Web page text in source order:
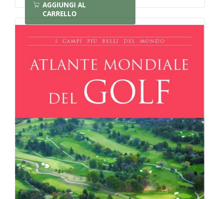
AGGIUNGI AL
CARRELLO